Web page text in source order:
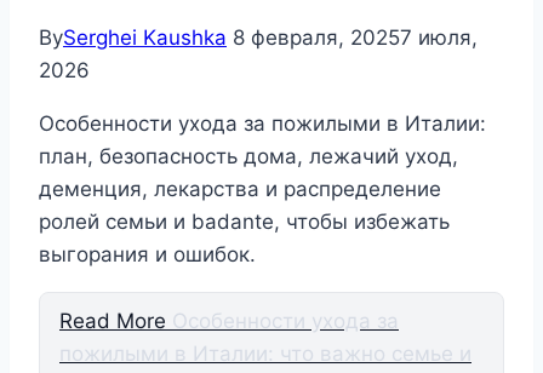
BySerghei Kaushka 8 февраля, 20257 июля,
2026
Особенности ухода за пожилыми в Италии:
план, безопасность дома, лежачий уход,
деменция, лекарства и распределение
ролей семьи и badante, чтобы избежать
выгорания и ошибок.
Read More Особенности ухода за
пожилыми в Италии: что важно семье и